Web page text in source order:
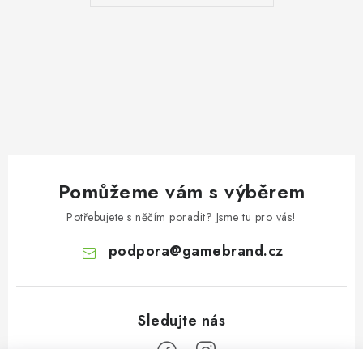
Pomůžeme vám s výběrem
Potřebujete s něčím poradit? Jsme tu pro vás!
podpora@gamebrand.cz